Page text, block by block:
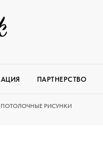
ПАРТНЕРСТВО
ПОТОЛОЧНЫЕ РИСУНКИ